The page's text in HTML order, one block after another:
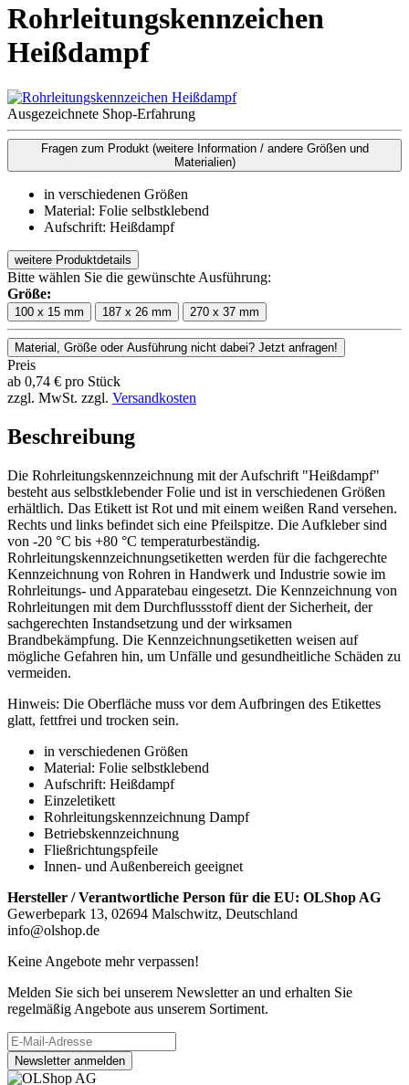
Rohrleitungskennzeichen
Heißdampf
Ausgezeichnete Shop-Erfahrung
Fragen zum Produkt (weitere Information / andere Größen und
Materialien)
in verschiedenen Größen
Material: Folie selbstklebend
Aufschrift: Heißdampf
weitere Produktdetails
Bitte wählen Sie die gewünschte Ausführung:
Größe:
100 x 15 mm 187 x 26 mm 270 x 37 mm
Material, Größe oder Ausführung nicht dabei? Jetzt anfragen!
Preis
ab 0,74 € pro Stück
zzgl. MwSt. zzgl. Versandkosten
Beschreibung
Die Rohrleitungskennzeichnung mit der Aufschrift "Heißdampf"
besteht aus selbstklebender Folie und ist in verschiedenen Größen
erhältlich. Das Etikett ist Rot und mit einem weißen Rand versehen.
Rechts und links befindet sich eine Pfeilspitze. Die Aufkleber sind
von -20 °C bis +80 °C temperaturbeständig.
Rohrleitungskennzeichnungsetiketten werden für die fachgerechte
Kennzeichnung von Rohren in Handwerk und Industrie sowie im
Rohrleitungs- und Apparatebau eingesetzt. Die Kennzeichnung von
Rohrleitungen mit dem Durchflussstoff dient der Sicherheit, der
sachgerechten Instandsetzung und der wirksamen
Brandbekämpfung. Die Kennzeichnungsetiketten weisen auf
mögliche Gefahren hin, um Unfälle und gesundheitliche Schäden zu
vermeiden.
Hinweis: Die Oberfläche muss vor dem Aufbringen des Etikettes
glatt, fettfrei und trocken sein.
in verschiedenen Größen
Material: Folie selbstklebend
Aufschrift: Heißdampf
Einzeletikett
Rohrleitungskennzeichnung Dampf
Betriebskennzeichnung
Fließrichtungspfeile
Innen- und Außenbereich geeignet
Hersteller / Verantwortliche Person für die EU: OLShop AG
Gewerbepark 13, 02694 Malschwitz, Deutschland
info@olshop.de
Keine Angebote mehr verpassen!
Melden Sie sich bei unserem Newsletter an und erhalten Sie
regelmäßig Angebote aus unserem Sortiment.
Newsletter anmelden